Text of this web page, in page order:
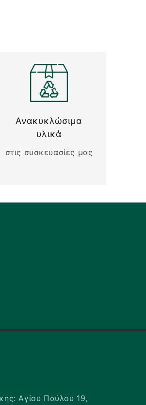
Ανακυκλώσιμα
υλικά
στις συσκευασίες μας
Αγίου Παύλου 19,